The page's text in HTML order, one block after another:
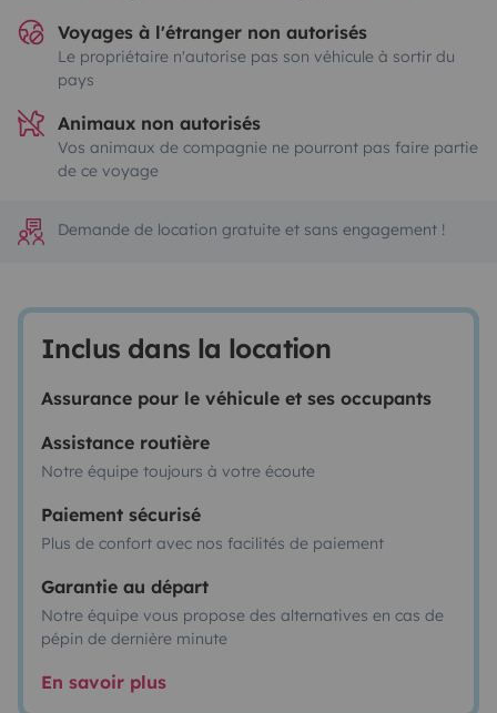
Voyages à l'étranger non autorisés
Le propriétaire n'autorise pas son véhicule à sortir du
pays
Animaux non autorisés
Vos animaux de compagnie ne pourront pas faire partie
de ce voyage
Demande de location gratuite et sans engagement !
Inclus dans la location
Assurance pour le véhicule et ses occupants
Assistance routière
Notre équipe toujours à votre écoute
Paiement sécurisé
Plus de confort avec nos facilités de paiement
Garantie au départ
Notre équipe vous propose des alternatives en cas de
pépin de dernière minute
En savoir plus